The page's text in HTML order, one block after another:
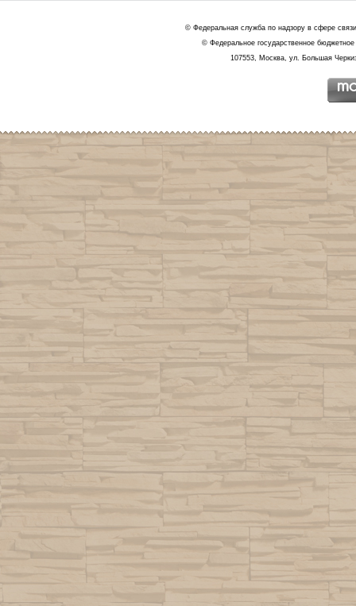
© Федеральная служба по надзору в сфере
© Федеральное государственное
107553, Москва, ул. Большая